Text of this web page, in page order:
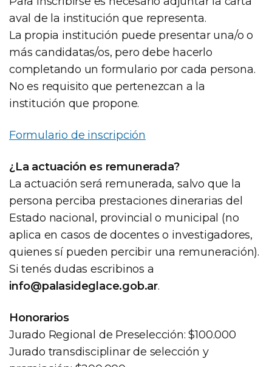
aval de la institución que representa.
La propia institución puede presentar una/o o
más candidatas/os, pero debe hacerlo
completando un formulario por cada persona.
No es requisito que pertenezcan a la
institución que propone.
Formulario de inscripción
¿La actuación es remunerada?
La actuación será remunerada, salvo que la
persona perciba prestaciones dinerarias del
Estado nacional, provincial o municipal (no
aplica en casos de docentes o investigadores,
quienes sí pueden percibir una remuneración).
Si tenés dudas escribinos a
info@palasideglace.gob.ar.
Honorarios
Jurado Regional de Preselección: $100.000
Jurado transdisciplinar de selección y